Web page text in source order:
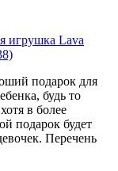
подарок для
будь то
в более
подарок будет
Перечень